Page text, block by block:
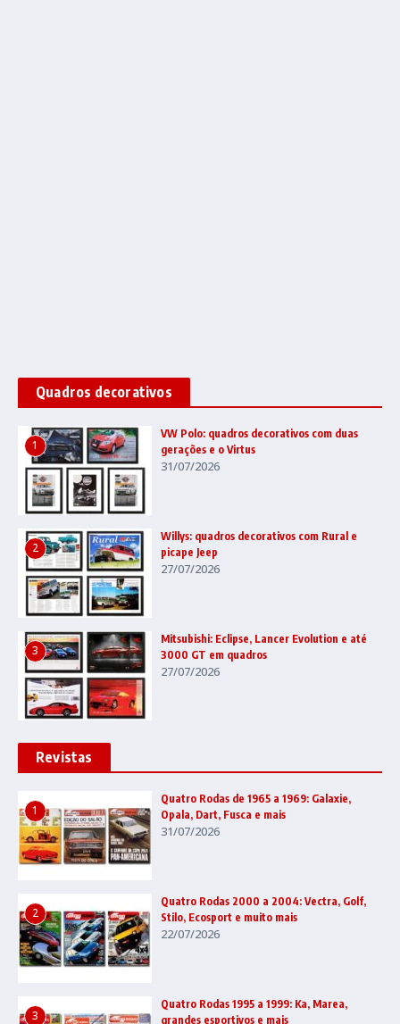
Quadros decorativos
1
VW Polo: quadros decorativos com duas
gerações e o Virtus
31/07/2026
2
Willys: quadros decorativos com Rural e
picape Jeep
27/07/2026
3
Mitsubishi: Eclipse, Lancer Evolution e até
3000 GT em quadros
27/07/2026
Revistas
1
Quatro Rodas de 1965 a 1969: Galaxie,
Opala, Dart, Fusca e mais
31/07/2026
2
Quatro Rodas 2000 a 2004: Vectra, Golf,
Stilo, Ecosport e muito mais
22/07/2026
3
Quatro Rodas 1995 a 1999: Ka, Marea,
grandes esportivos e mais